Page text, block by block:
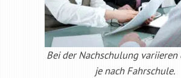
Bei der Nachschulung variieren
je nach Fahrschule.